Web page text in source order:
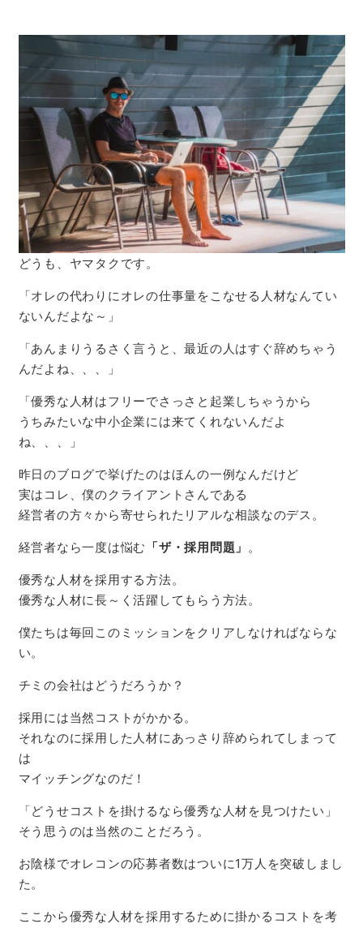
どうも、ヤマタクです。
「オレの代わりにオレの仕事量をこなせる人材なんてい
ないんだよな～」
「あんまりうるさく言うと、最近の人はすぐ辞めちゃう
んだよね、、、」
「優秀な人材はフリーでさっさと起業しちゃうから
うちみたいな中小企業には来てくれないんだよ
ね、、、」
昨日のブログで挙げたのはほんの一例なんだけど
実はコレ、僕のクライアントさんである
経営者の方々から寄せられたリアルな相談なのデス。
経営者なら一度は悩む 「ザ・採用問題」 。
優秀な人材を採用する方法。
優秀な人材に長～く活躍してもらう方法。
僕たちは毎回このミッションをクリアしなければならな
い。
チミの会社はどうだろうか？
採用には当然コストがかかる。
それなのに採用した人材にあっさり辞められてしまって
は
マイッチングなのだ！
「どうせコストを掛けるなら優秀な人材を見つけたい」
そう思うのは当然のことだろう。
お陰様でオレコンの応募者数はついに1万人を突破しまし
た。
ここから優秀な人材を採用するために掛かるコストを考